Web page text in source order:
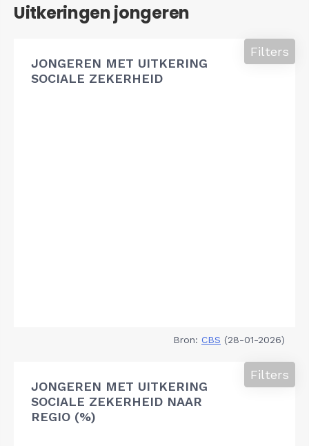
Uitkeringen jongeren
JONGEREN MET UITKERING
SOCIALE ZEKERHEID
Filters
Bron: CBS (28-01-2026)
JONGEREN MET UITKERING
SOCIALE ZEKERHEID NAAR
REGIO (%)
Filters